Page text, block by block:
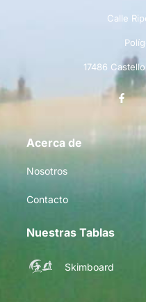
Calle
17486
Acerca de
Nosotros
Contacto
Nuestras Tablas
Skimboard